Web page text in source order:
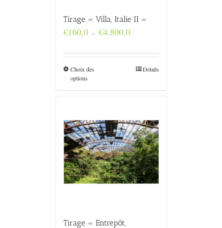
Tirage « Villa, Italie II »
€160,0 – €4.800,0Plage
€160,0
Choix des
options
Details
Tirage « Entrepôt,